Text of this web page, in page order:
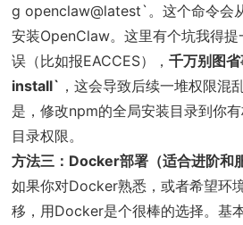
g openclaw@latest`。这个命令会
安装OpenClaw。这里有个坑我得
误（比如报EACCES），千万别图
install` ，这会导致后续一堆权限混
是，修改npm的全局安装目录到你
目录权限。
方法三：Docker部署（适合进阶和
如果你对Docker熟悉，或者希望环
移，用Docker是个很棒的选择。基